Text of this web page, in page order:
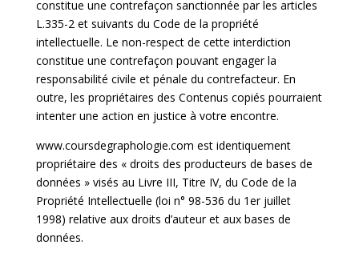
constitue une contrefaçon sanctionnée par les articles
L.335-2 et suivants du Code de la propriété
intellectuelle. Le non-respect de cette interdiction
constitue une contrefaçon pouvant engager la
responsabilité civile et pénale du contrefacteur. En
outre, les propriétaires des Contenus copiés pourraient
intenter une action en justice à votre encontre.
www.coursdegraphologie.com est identiquement
propriétaire des « droits des producteurs de bases de
données » visés au Livre III, Titre IV, du Code de la
Propriété Intellectuelle (loi n° 98-536 du 1er juillet
1998) relative aux droits d’auteur et aux bases de
données.